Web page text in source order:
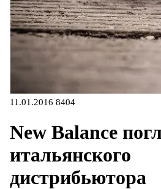
11.01.2016 8404
New Balance
итальянского
дистрибьютора